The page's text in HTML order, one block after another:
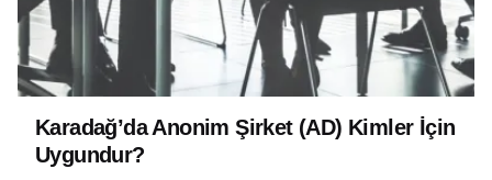
Karadağ’da Anonim Şirket (AD) Kimler İçin
Uygundur?